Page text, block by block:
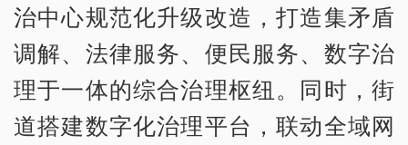
治中心规范化升级改造，打造集矛盾
调解、法律服务、便民服务、数字治
理于一体的综合治理枢纽。同时，街
道搭建数字化治理平台，联动全域网